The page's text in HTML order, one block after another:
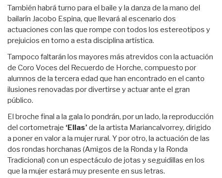
También habrá turno para el baile y la danza de la mano del
bailarín Jacobo Espina, que llevará al escenario dos
actuaciones con las que rompe con todos los estereotipos y
prejuicios en torno a esta disciplina artística.
Tampoco faltarán los mayores más atrevidos con la actuación
de Coro Voces del Recuerdo de Horche, compuesto por
alumnos de la tercera edad que han encontrado en el canto
ilusiones renovadas por divertirse y actuar ante el gran
público.
El broche final a la gala lo pondrán, por un lado, la reproducción
del cortometraje ‘Ellas’de la artista Mariancalvorrey, dirigido
a poner en valor a la mujer rural. Y por otro, la actuación de las
dos rondas horchanas (Amigos de la Ronda y la Ronda
Tradicional) con un espectáculo de jotas y seguidillas en los
que la mujer estará muy presente en sus letras.